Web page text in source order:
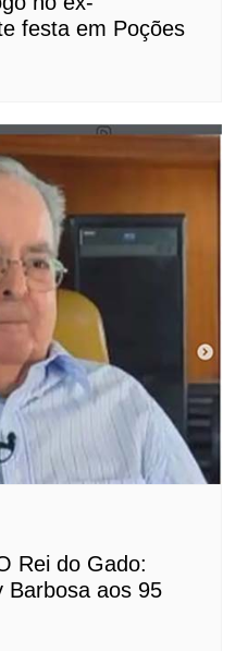
festa em Poções
Rei do Gado:
Barbosa aos 95